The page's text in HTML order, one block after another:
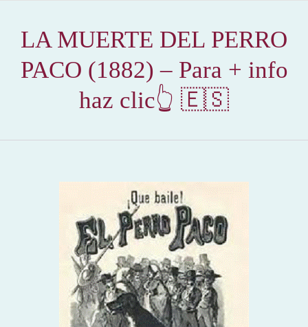
LA MUERTE DEL PERRO
PACO (1882) – Para + info
haz clic👆 🇪🇸